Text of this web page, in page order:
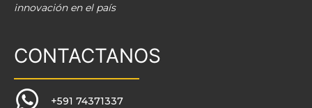
innovación en el país
CONTACTANOS
+591 74371337